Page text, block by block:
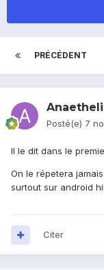
PRÉCÉDENT
Posté(e) 7
Il le dit dans le
On le répetera
surtout sur android
Citer